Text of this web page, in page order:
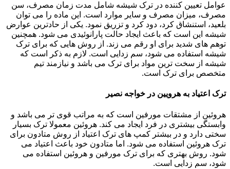
عوامل تعیین کننده در ترک شیشه شامل مدت زمان مصرف، سن
مصرف، میزان مصرف و سایر موارد است. این ماده را می توان
بلعید، استنشاق کرد، دود کرد و تزریق نمود. یکی از حادترین عوارض
شیشه این است که باعث ایجاد حالت پارانوئیدی می شود. همچنین
توهم های شدید برای او رقم می زند. از روش هایی که برای ترک
شیشه استفاده می شود، سم زدایی است. لازم به ذکر است که
شیشه از سخت ترین مواد برای ترک می باشد و نیازمند تیم
متخصص برای ترک است.
ترک اعتیاد به هرویین در خواجه نصیر
هروئین از مشتقات مورفین است که به مراتب قوی تر می باشد و
وابستگی بیشتری در فرد ایجاد می کند. هروئین معمولا ترک بسیار
سختی دارد و در بیشتر کمپ های ترک اعتیاد از روش متادون برای
ترک هروئین استفاده می شود. اما متادون خود باعث اعتیاد می
شود. روش بهتری که برای ترک مورفین و هروئین استفاده می
شود، سم زدایی است.